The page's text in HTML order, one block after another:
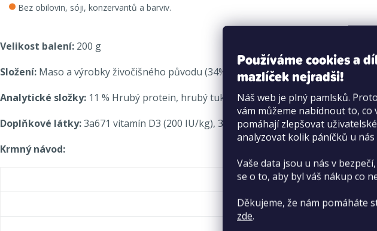
Používáme cookies a
mazlíček nejradši!
Náš web je plný pamlsků.
vám můžeme nabídnout to, co
pomáhají zlepšovat
analyzovat kolik páníčků u
Vaše data jsou u nás v
se o to, aby byl váš nákup co
Děkujeme, že nám pomáháte
zde.
Bez obilovin, sóji, konzervantů a barviv.
Velikost balení: 200 g
Složení: Maso a výrobky živočišného původu (34% hovězí -plíce, maso, ledviny,
Analytické složky: 11 % Hrubý protein, hrubý tuk 5,5 %, hrubá vláknina 0,3 %,
Doplňkové látky:3a671 vitamín D3 (200 IU/kg), 3b202 jodičnan vápenatý
Krmný návod: